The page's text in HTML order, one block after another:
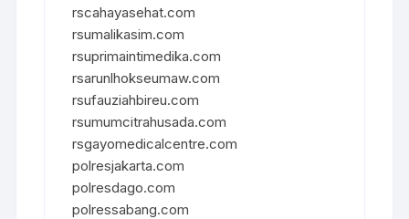
rscahayasehat.com
rsumalikasim.com
rsuprimaintimedika.com
rsarunlhokseumaw.com
rsufauziahbireu.com
rsumumcitrahusada.com
rsgayomedicalcentre.com
polresjakarta.com
polresdago.com
polressabang.com